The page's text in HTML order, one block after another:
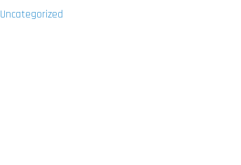
Uncategorized